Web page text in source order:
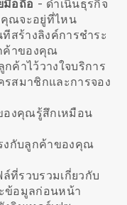
มือถือ - ดำเนินธุรกิจ
ณจะอยู่ที่ไหน
สร้างลิงค์การชำระ
ค้าของคุณ
ค้าไว้วางใจบริการ
สมาชิกและการจอง
องคุณรู้สึกเหมือน
กับลูกค้าของคุณ
ล์ที่รวบรวมเกี่ยวกับ
ข้อมูลก่อนหน้า